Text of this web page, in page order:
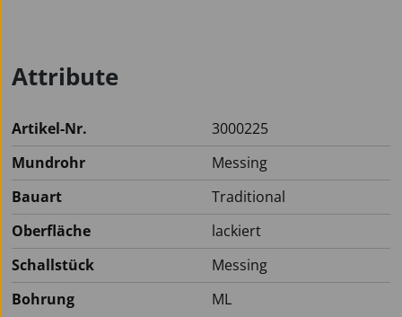
Attribute
Artikel-Nr.
3000225
Mundrohr
Messing
Bauart
Traditional
Oberfläche
lackiert
Schallstück
Messing
Bohrung
ML